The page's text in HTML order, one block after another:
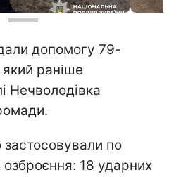
допомогу 79-
який раніше
Нечволодівка
по
озброєння: 18 ударних